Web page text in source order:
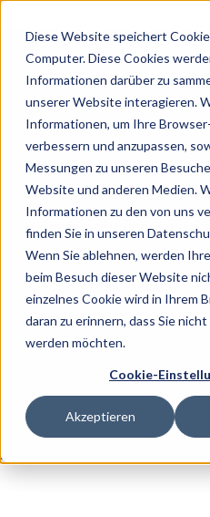
Diese Website speichert
Computer. Diese Cookies
Informationen darüber zu
unserer Website interagieren.
Informationen, um Ihre
verbessern und anzupassen,
Messungen zu unseren
Website und anderen Medien.
Informationen zu den von uns
finden Sie in unseren
Wenn Sie ablehnen, werden
beim Besuch dieser Website
einzelnes Cookie wird in Ihrem
daran zu erinnern, dass Sie
werden möchten.
Cookie-
Akzeptieren